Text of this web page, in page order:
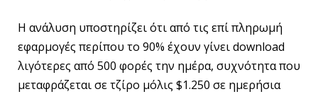
Η ανάλυση υποστηρίζει ότι από τις επί πληρωμή
εφαρμογές περίπου το 90% έχουν γίνει download
λιγότερες από 500 φορές την ημέρα, συχνότητα που
μεταφράζεται σε τζίρο μόλις $1.250 σε ημερήσια